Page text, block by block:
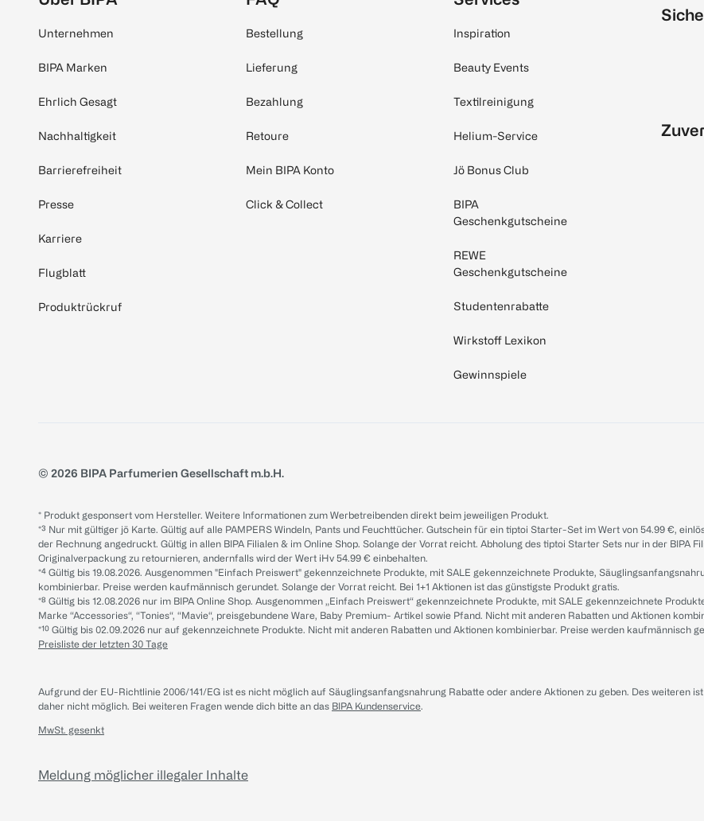
Unternehmen
BIPA Marken
Ehrlich Gesagt
Nachhaltigkeit
Barrierefreiheit
Presse
Karriere
Flugblatt
Produktrückruf
Bestellung
Lieferung
Bezahlung
Retoure
Mein BIPA Konto
Click & Collect
Inspiration
Beauty Events
Textilreinigung
Helium-Service
Jö Bonus Club
BIPA
Geschenkgutscheine
REWE
Geschenkgutscheine
Studentenrabatte
Wirkstoff Lexikon
Gewinnspiele
© 2026 BIPA Parfumerien Gesellschaft m.b.H.
* Produkt gesponsert vom Hersteller. Weitere Informationen zum Werbetreibenden direkt beim jeweiligen Produkt.
*³ Nur mit gültiger jö Karte. Gültig auf alle PAMPERS Windeln, Pants und Feuchttücher. Gutschein für ein tiptoi Starter-Set im Wert von 54.99 €,
der Rechnung angedruckt. Gültig in allen BIPA Filialen & im Online Shop. Solange der Vorrat reicht. Abholung des tiptoi Starter Sets nur in der
Originalverpackung zu retournieren, andernfalls wird der Wert iHv 54.99 € einbehalten.
*⁴ Gültig bis 19.08.2026. Ausgenommen "Einfach Preiswert" gekennzeichnete Produkte, mit SALE gekennzeichnete Produkte,
kombinierbar. Preise werden kaufmännisch gerundet. Solange der Vorrat reicht. Bei 1+1 Aktionen ist das günstigste Produkt gratis.
*⁸ Gültig bis 12.08.2026 nur im BIPA Online Shop. Ausgenommen „Einfach Preiswert“ gekennzeichnete Produkte, mit SALE gekennzeichnete
Marke “Accessories“, “Tonies“, “Mavie“, preisgebundene Ware, Baby Premium- Artikel sowie Pfand. Nicht mit anderen Rabatten und Aktionen
*¹⁰ Gültig bis 02.09.2026 nur auf gekennzeichnete Produkte. Nicht mit anderen Rabatten und Aktionen kombinierbar. Preise werden kaufmännisch
Preisliste der letzten 30 Tage
Aufgrund der EU-Richtlinie 2006/141/EG ist es nicht möglich auf Säuglingsanfangsnahrung Rabatte oder andere Aktionen zu geben. Des weiteren
daher nicht möglich. Bei weiteren Fragen wende dich bitte an das BIPA Kundenservice.
MwSt. gesenkt
Meldung möglicher illegaler Inhalte